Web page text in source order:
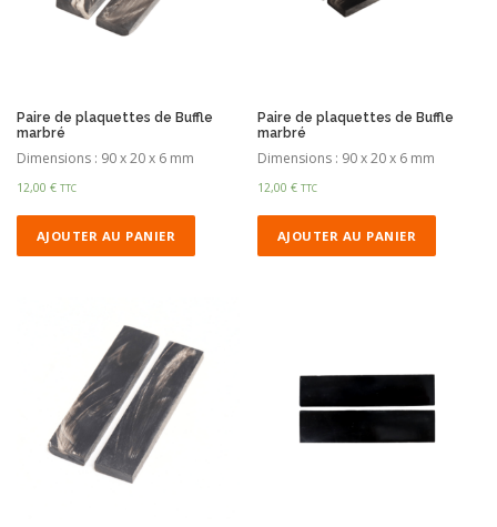
Paire de plaquettes de Buffle
marbré
Dimensions : 90 x 20 x 6 mm
12,00 € TTC
AJOUTER AU PANIER
Paire de plaquettes de Buffle
marbré
Dimensions : 90 x 20 x 6 mm
12,00€ TTC
AJOUTER AU PANIER